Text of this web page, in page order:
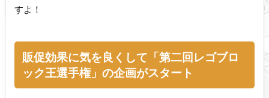
すよ！
販促効果に気を良くして「第二回レゴブロ
ック王選手権」の企画がスタート